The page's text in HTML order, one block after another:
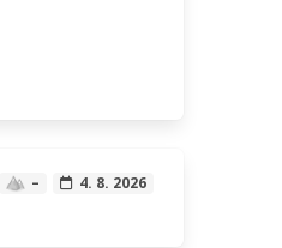
– 4. 8. 2026